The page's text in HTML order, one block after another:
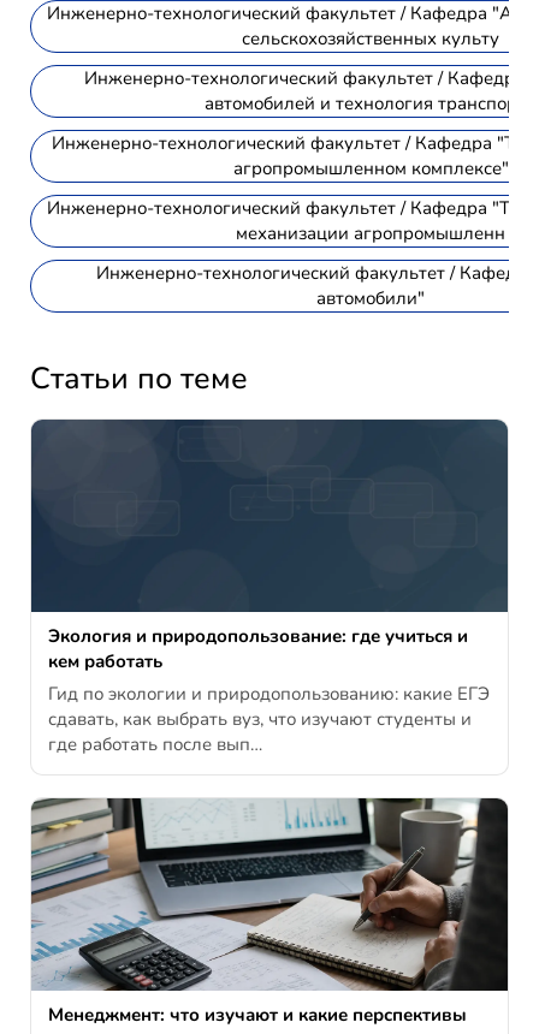
Инженерно-технологический факультет / Кафедра
сельскохозяйственных культу
Инженерно-технологический факультет / Кафедра
автомобилей и технология транспортн
Инженерно-технологический факультет / Кафедра
агропромышленном комплексе"
Инженерно-технологический факультет / Кафедра
механизации агропромышленн
Инженерно-технологический факультет /
автомобили"
Статьи по теме
Экология и природопользование: где учиться и
кем работать
Гид по экологии и природопользованию: какие ЕГЭ
сдавать, как выбрать вуз, что изучают студенты и
где работать после вып…
Менеджмент: что изучают и какие перспективы